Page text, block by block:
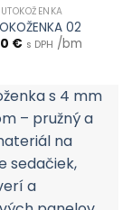
02
€ s DPH /bm